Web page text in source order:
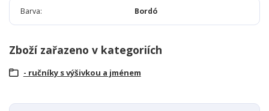
Barva Bordó
Zboží zařazeno v kategoriích
- ručníky s výšivkou a jménem